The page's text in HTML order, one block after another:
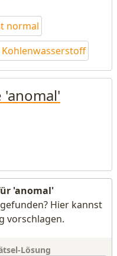
normal
'anomal'
'anomal'
Hier kannst
vorschlagen.
Lösung